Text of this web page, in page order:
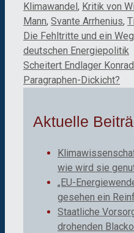
Klimawandel , Kritik von
Mann, Svante Arrhenius,
Die Fehltritte und ein
deutschen Energiepolitik
Scheitert Endlager
Paragraphen-Dickicht?
Aktuelle
wie wird sie
„EU-
gesehen ein
Staatliche
drohenden